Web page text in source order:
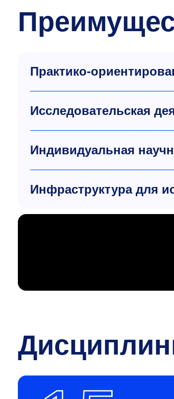
Практико-
Исследовательская
Индивидуальная
Инфраструктура для